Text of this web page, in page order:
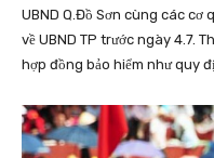
UBND Q.Đồ Sơn cùng các cơ
về UBND TP trước ngày 4.7.
hợp đồng bảo hiểm như quy